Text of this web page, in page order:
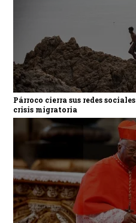
Párroco cierra sus redes
crisis migratoria